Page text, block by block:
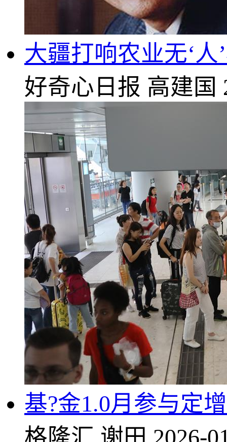
大疆打响农业无‘
好奇心日报 高建国
基?金1.0月参与定